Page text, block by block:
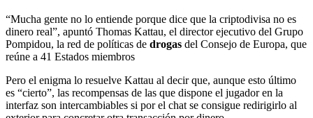
“Mucha gente no lo entiende porque dice que la criptodivisa no es
dinero real”, apuntó Thomas Kattau, el director ejecutivo del Grupo
Pompidou, la red de políticas de drogas del Consejo de Europa, que
reúne a 41 Estados miembros
Pero el enigma lo resuelve Kattau al decir que, aunque esto último
es “cierto”, las recompensas de las que dispone el jugador en la
interfaz son intercambiables si por el chat se consigue redirigirlo al